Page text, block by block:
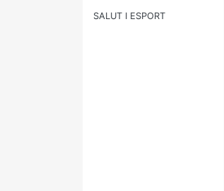
SALUT I ESPORT